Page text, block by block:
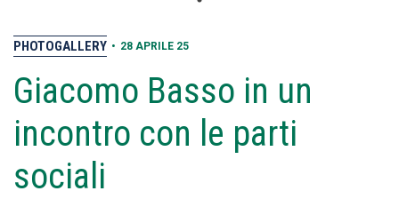
PHOTOGALLERY • 28 APRILE 25
Giacomo Basso in un
incontro con le parti
sociali